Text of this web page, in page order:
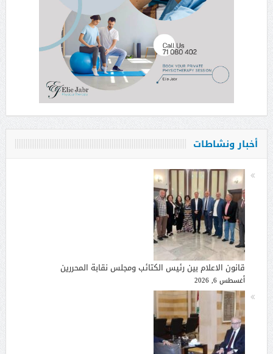
أخبار ونشاطات
قانون الاعلام بين رئيس الكتائب ومجلس نقابة المحررين
أغسطس 6, 2026